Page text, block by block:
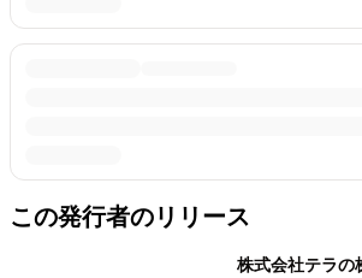
この発行者のリリース
株式会社テラの